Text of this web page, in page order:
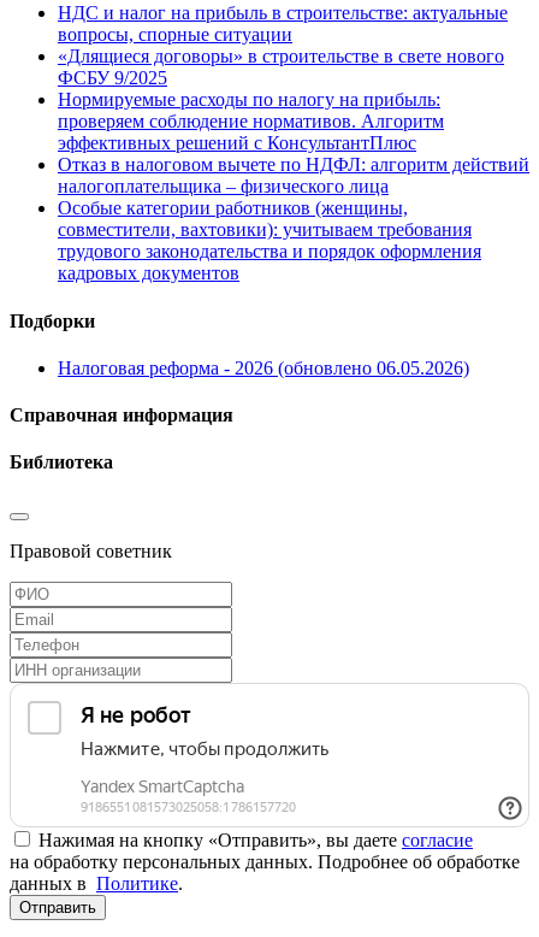
НДС и налог на прибыль в строительстве: актуальные
вопросы, спорные ситуации
«Длящиеся договоры» в строительстве в свете нового
ФСБУ 9/2025
Нормируемые расходы по налогу на прибыль:
проверяем соблюдение нормативов. Алгоритм
эффективных решений с КонсультантПлюс
Отказ в налоговом вычете по НДФЛ: алгоритм действий
налогоплательщика – физического лица
Особые категории работников (женщины,
совместители, вахтовики): учитываем требования
трудового законодательства и порядок оформления
кадровых документов
Подборки
Налоговая реформа - 2026 (обновлено 06.05.2026)
Справочная информация
Библиотека
Правовой советник
Нажимая на кнопку «Отправить», вы даете согласие
на обработку персональных данных. Подробнее об обработке
данных в Политике.
Отправить